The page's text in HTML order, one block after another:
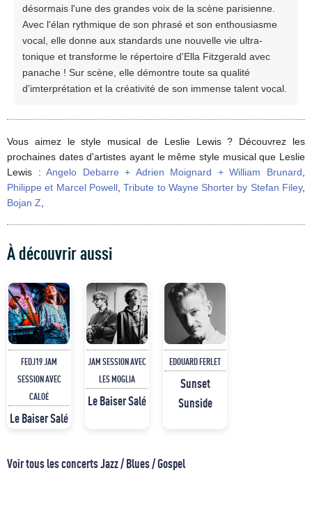
désormais l'une des grandes voix de la scène parisienne.
Avec l'élan rythmique de son phrasé et son enthousiasme
vocal, elle donne aux standards une nouvelle vie ultra-
tonique et transforme le répertoire d'Ella Fitzgerald avec
panache ! Sur scène, elle démontre toute sa qualité
d'imterprétation et la créativité de son immense talent vocal.
Vous aimez le style musical de Leslie Lewis ? Découvrez les
prochaines dates d'artistes ayant le même style musical que Leslie
Lewis :Angelo Debarre + Adrien Moignard + William Brunard
Philippe et Marcel Powell,Tribute to Wayne Shorter by Stefan Filey,
Bojan Z
À découvrir aussi
FEDJ19 JAM
SESSION AVEC
CALOÉ
Le Baiser Salé
JAM SESSION AVEC
LES MOGLIA
Le Baiser Salé
EDOUARD FERLET
Sunset
Sunside
Voir tous les concerts Jazz / Blues / Gospel